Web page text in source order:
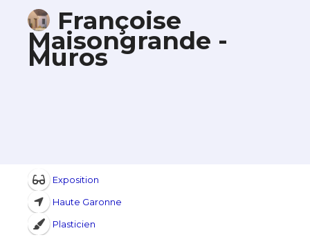
Françoise
Maisongrande -
Muros
Exposition
Haute Garonne
Plasticien